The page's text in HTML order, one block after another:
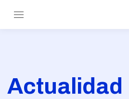
Actualidad